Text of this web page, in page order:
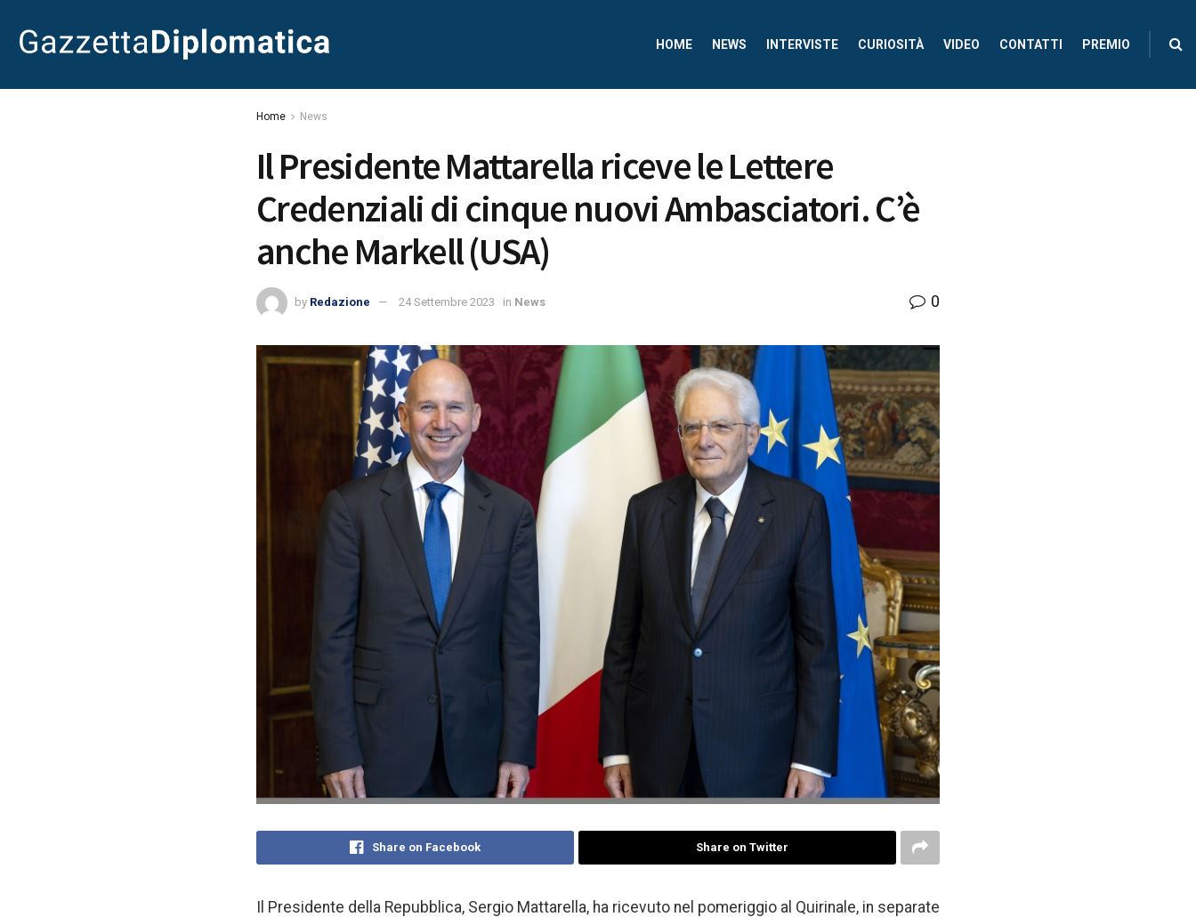
HOME NEWS INTERVISTE CURIOSITÀ VIDEO CONTATTI PREMIO
Home News
Il Presidente Mattarella riceve le Lettere
Credenziali di cinque nuovi Ambasciatori. C’è
anche Markell (USA)
by Redazione 24 Settembre 2023 in News 0
Share on Facebook Share on Twitter
Il Presidente della Repubblica, Sergio Mattarella, ha ricevuto nel pomeriggio al Quirinale, in separate